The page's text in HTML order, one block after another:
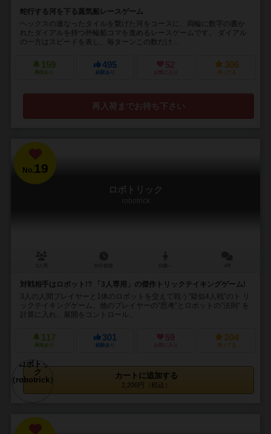
蛇行する河を下る蒸気船レースゲーム
ヘックスの連なったタイルを繋げた河をコースに、両輪に数字の書か
れたダイアルを持つ外輪船コマを進めるレースゲームです。 ダイアル
の一方はスピードを表し、毎ターンこの数だけ...
159
興味あり
495
経験あり
52
お気に入り
306
持ってる
再入荷までお待ち下さい
No.19
ロボトリック
robotrick
対戦相手はロボット!? 「3人専用」の傑作トリックテイキングゲーム!
3人の人間プレイヤーと1体のロボットを交えて戦う”疑似4人戦”のト リ
ックテイキングゲーム。他のプレイヤーの”思考”とロボットの”法則” を
計算に入れ、展開をコントロール...
117
興味あり
301
経験あり
59
お気に入り
204
持ってる
カートに追加する
2,200円（税込）